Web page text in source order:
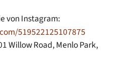
von Instagram:
519522125107875
Willow Road, Menlo Park,